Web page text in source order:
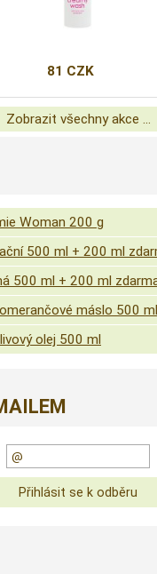
81 CZK
Zobrazit všechny akce ...
Woman 200 g
500 ml + 200 ml
500 ml + 200 ml
máslo 500 ml
olej 500 ml